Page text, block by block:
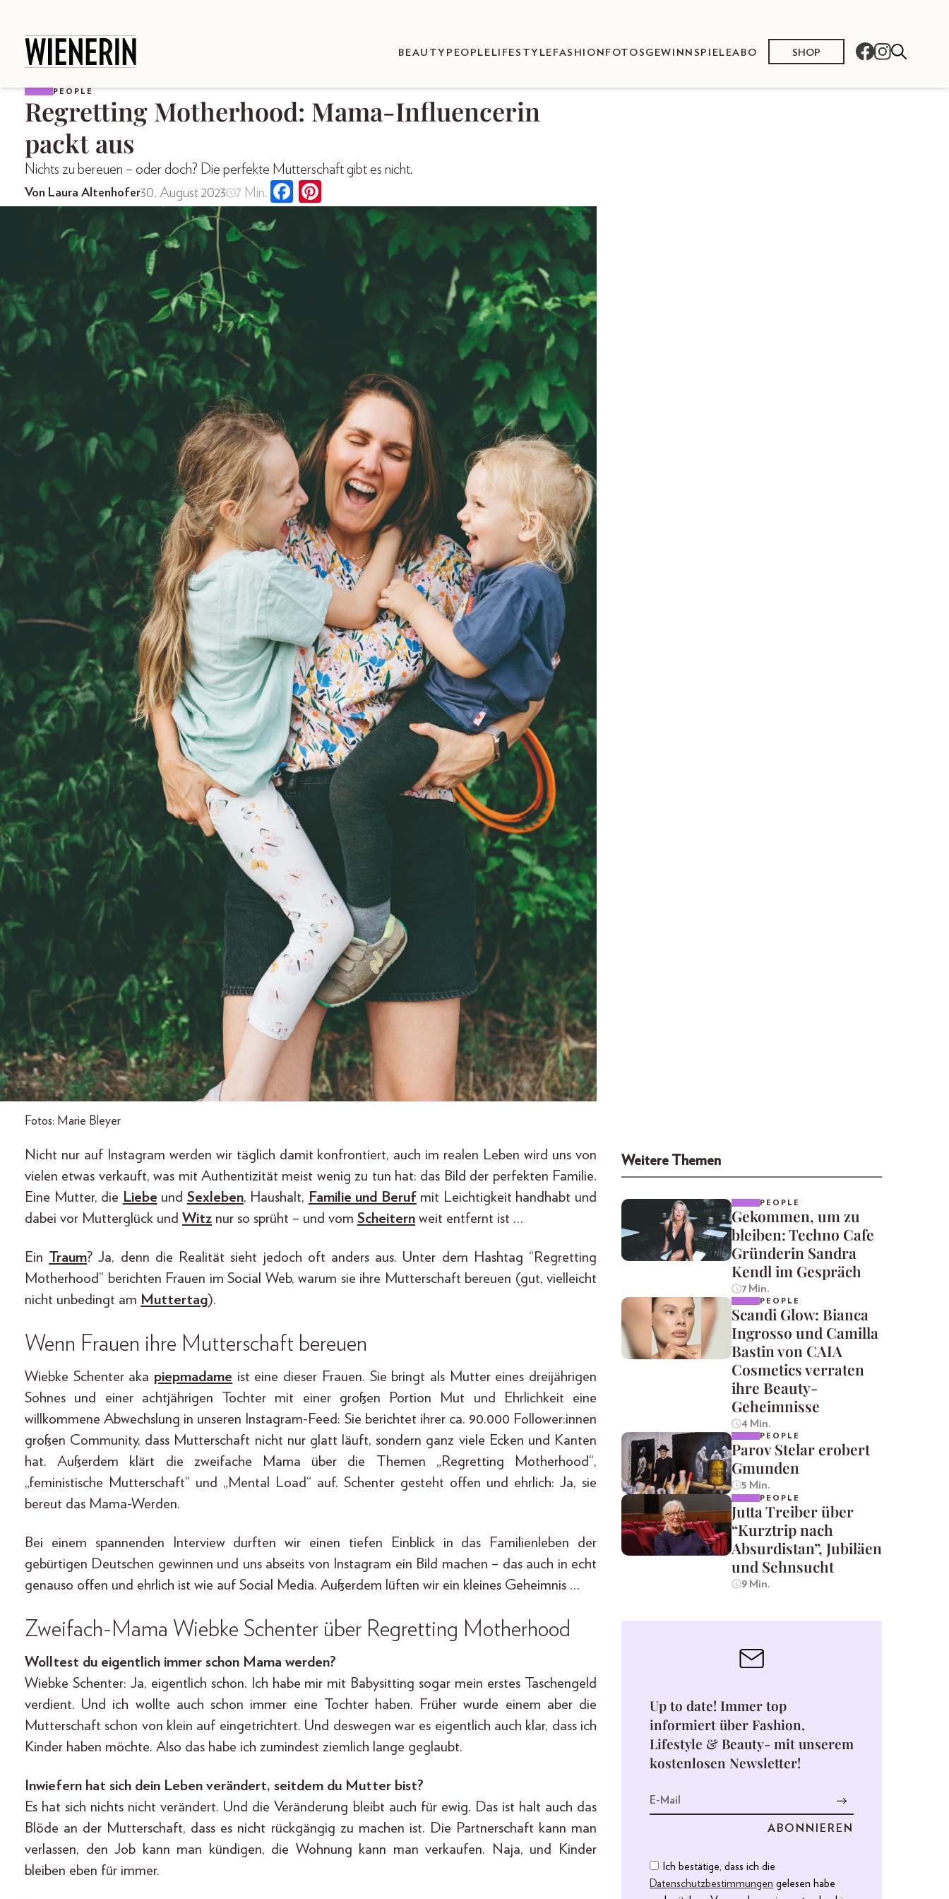
BEAUTY PEOPLE LIFESTYLE FASHION FOTOS GEWINNSPIELEABO SHOP
PEOPLE
Regretting Motherhood: Mama-Influencerin
packt aus
Nichts zu bereuen – oder doch? Die perfekte Mutterschaft gibt es nicht.
Von Laura Altenhofer30. August 2023 7 Min.
Fotos: Marie Bleyer
Nicht nur auf Instagram werden wir täglich damit konfrontiert, auch im realen Leben wird uns von
vielen etwas verkauft, was mit Authentizität meist wenig zu tun hat: das Bild der perfekten Familie.
Eine Mutter, die Liebe und Sexleben, Haushalt, Familie und Berufmit Leichtigkeit handhabt und
dabei vor Mutterglück und Witz nur so sprüht – und vom Scheitern weit entfernt ist …
Ein Traum? Ja, denn die Realität sieht jedoch oft anders aus. Unter dem Hashtag “Regretting
Motherhood” berichten Frauen im Social Web, warum sie ihre Mutterschaft bereuen (gut, vielleicht
nicht unbedingt am Muttertag).
Wenn Frauen ihre Mutterschaft bereuen
Wiebke Schenter aka piepmadame ist eine dieser Frauen. Sie bringt als Mutter eines dreijährigen
Sohnes und einer achtjährigen Tochter mit einer großen Portion Mut und Ehrlichkeit eine
willkommene Abwechslung in unseren Instagram-Feed: Sie berichtet ihrer ca. 90.000 Follower:innen
großen Community, dass Mutterschaft nicht nur glatt läuft, sondern ganz viele Ecken und Kanten
hat. Außerdem klärt die zweifache Mama über die Themen „Regretting Motherhood“,
„feministische Mutterschaft“ und „Mental Load“ auf. Schenter gesteht offen und ehrlich: Ja, sie
bereut das Mama-Werden.
Bei einem spannenden Interview durften wir einen tiefen Einblick in das Familienleben der
gebürtigen Deutschen gewinnen und uns abseits von Instagram ein Bild machen – das auch in echt
genauso offen und ehrlich ist wie auf Social Media. Außerdem lüften wir ein kleines Geheimnis …
Zweifach-Mama Wiebke Schenter über Regretting Motherhood
Wolltest du eigentlich immer schon Mama werden?
Wiebke Schenter: Ja, eigentlich schon. Ich habe mir mit Babysitting sogar mein erstes Taschengeld
verdient. Und ich wollte auch schon immer eine Tochter haben. Früher wurde einem aber die
Mutterschaft schon von klein auf eingetrichtert. Und deswegen war es eigentlich auch klar, dass ich
Kinder haben möchte. Also das habe ich zumindest ziemlich lange geglaubt.
Inwiefern hat sich dein Leben verändert, seitdem du Mutter bist?
Es hat sich nichts nicht verändert. Und die Veränderung bleibt auch für ewig. Das ist halt auch das
Blöde an der Mutterschaft, dass es nicht rückgängig zu machen ist. Die Partnerschaft kann man
verlassen, den Job kann man kündigen, die Wohnung kann man verkaufen. Naja, und Kinder
bleiben eben für immer.
Weitere Themen
PEOPLE
Gekommen, um zu
bleiben: Techno Cafe
Gründerin Sandra
Kendl im Gespräch
7 Min.
PEOPLE
Scandi Glow: Bianca
Ingrosso und Camilla
Bastin von CAIA
Cosmetics verraten
ihre Beauty-
Geheimnisse
4 Min.
PEOPLE
Parov Stelar erobert
Gmunden
5 Min.
PEOPLE
Jutta Treiber über
“Kurztrip nach
Absurdistan”, Jubiläen
und Sehnsucht
9 Min.
Up to date! Immer top
informiert über Fashion,
Lifestyle & Beauty- mit unserem
kostenlosen Newsletter!
Ich bestätige, dass ich die
Datenschutzbestimmungen gelesen habe